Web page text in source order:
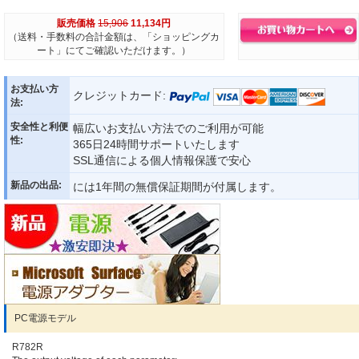
販売価格 15,906 11,134円
（送料・手数料の合計金額は、「ショッピングカ
ート」にてご確認いただけます。）
お支払い方
法:
クレジットカード:
安全性と利便
性:
幅広いお支払い方法でのご利用が可能
365日24時間サポートいたします
SSL通信による個人情報保護で安心
新品の出品: には1年間の無償保証期間が付属します。
PC電源モデル
R782R